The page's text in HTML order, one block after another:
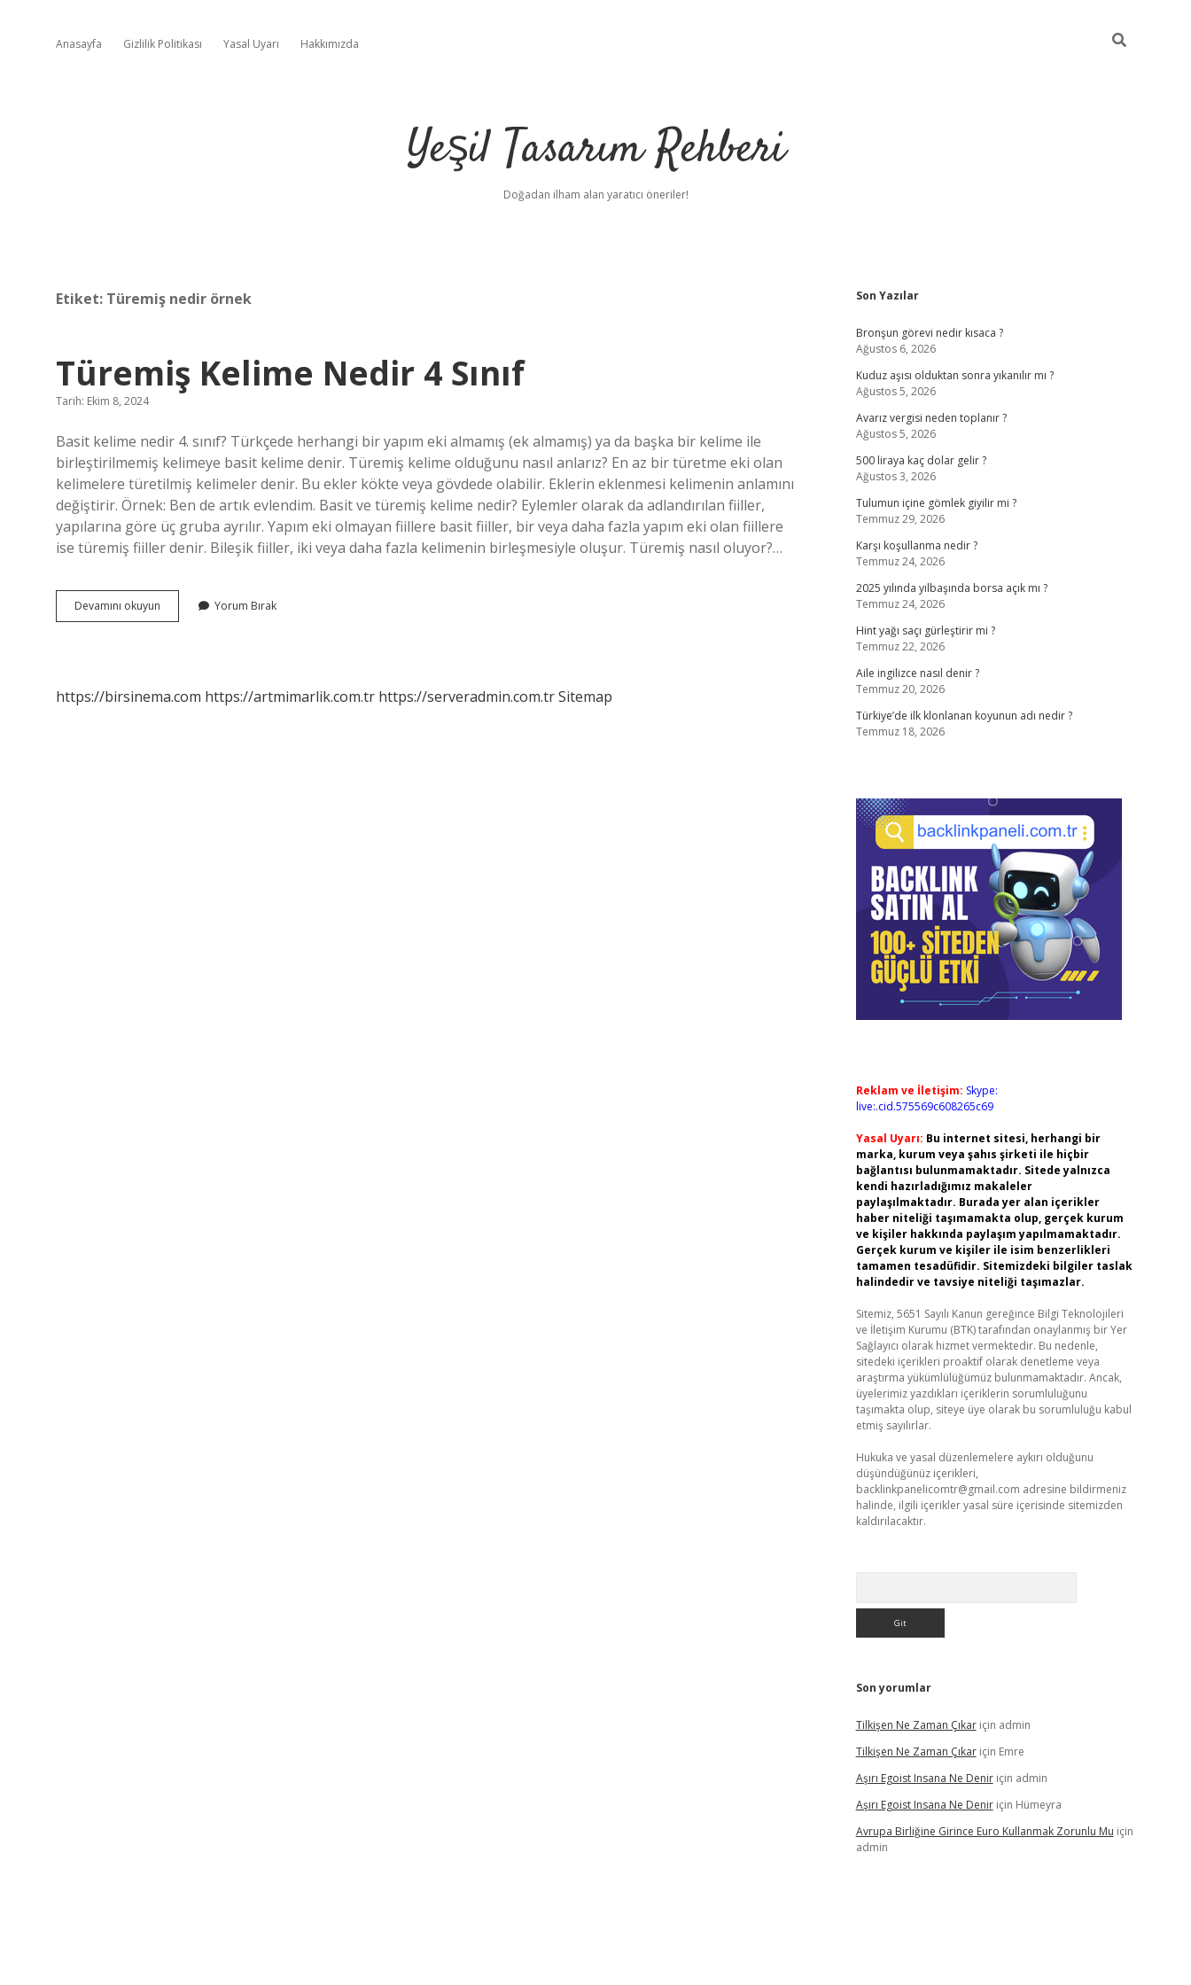
Anasayfa Gizlilik Politikası Yasal Uyarı Hakkımızda
Yeşil Tasarım Rehberi
Doğadan ilham alan yaratıcı öneriler!
Etiket: Türemiş nedir örnek
Türemiş Kelime Nedir 4 Sınıf
Tarih: Ekim 8, 2024
Basit kelime nedir 4. sınıf? Türkçede herhangi bir yapım eki almamış (ek almamış) ya da başka bir kelime ile
birleştirilmemiş kelimeye basit kelime denir. Türemiş kelime olduğunu nasıl anlarız? En az bir türetme eki olan
kelimelere türetilmiş kelimeler denir. Bu ekler kökte veya gövdede olabilir. Eklerin eklenmesi kelimenin anlamını
değiştirir. Örnek: Ben de artık evlendim. Basit ve türemiş kelime nedir? Eylemler olarak da adlandırılan fiiller,
yapılarına göre üç gruba ayrılır. Yapım eki olmayan fiillere basit fiiller, bir veya daha fazla yapım eki olan fiillere
ise türemiş fiiller denir. Bileşik fiiller, iki veya daha fazla kelimenin birleşmesiyle oluşur. Türemiş nasıl oluyor?…
Devamını okuyun Türemiş
Kelime
Yorum Bırak
https://birsinema.com https://artmimarlik.com.tr https://serveradmin.com.trSitemap
Sidebar
Son Yazılar
Bronşun görevi nedir kısaca ?
Ağustos 6, 2026
Kuduz aşısı olduktan sonra yıkanılır mı ?
Ağustos 5, 2026
Avarız vergisi neden toplanır ?
Ağustos 5, 2026
500 liraya kaç dolar gelir ?
Ağustos 3, 2026
Tulumun içine gömlek giyilir mi ?
Temmuz 29, 2026
Karşı koşullanma nedir ?
Temmuz 24, 2026
2025 yılında yılbaşında borsa açık mı ?
Temmuz 24, 2026
Hint yağı saçı gürleştirir mi ?
Temmuz 22, 2026
Aile ingilizce nasıl denir ?
Temmuz 20, 2026
Türkiye’de ilk klonlanan koyunun adı nedir ?
Temmuz 18, 2026
Reklam ve İletişim: Skype:
live:.cid.575569c608265c69
Yasal Uyarı: Bu internet sitesi, herhangi bir
marka, kurum veya şahıs şirketi ile hiçbir
bağlantısı bulunmamaktadır. Sitede yalnızca
kendi hazırladığımız makaleler
paylaşılmaktadır. Burada yer alan içerikler
haber niteliği taşımamakta olup, gerçek kurum
ve kişiler hakkında paylaşım yapılmamaktadır.
Gerçek kurum ve kişiler ile isim benzerlikleri
tamamen tesadüfidir. Sitemizdeki bilgiler taslak
halindedir ve tavsiye niteliği taşımazlar.
Sitemiz, 5651 Sayılı Kanun gereğince Bilgi Teknolojileri
ve İletişim Kurumu (BTK) tarafından onaylanmış bir Yer
Sağlayıcı olarak hizmet vermektedir. Bu nedenle,
sitedeki içerikleri proaktif olarak denetleme veya
araştırma yükümlülüğümüz bulunmamaktadır. Ancak,
üyelerimiz yazdıkları içeriklerin sorumluluğunu
taşımakta olup, siteye üye olarak bu sorumluluğu kabul
etmiş sayılırlar.
Hukuka ve yasal düzenlemelere aykırı olduğunu
düşündüğünüz içerikleri,
backlinkpanelicomtr@gmail.com adresine bildirmeniz
halinde, ilgili içerikler yasal süre içerisinde sitemizden
kaldırılacaktır.
Son yorumlar
Tilkişen Ne Zaman Çıkariçin admin
Tilkişen Ne Zaman Çıkariçin Emre
Aşırı Egoist Insana Ne Deniriçin admin
Aşırı Egoist Insana Ne Deniriçin Hümeyra
Avrupa Birliğine Girince Euro Kullanmak Zorunlu Mu için
admin